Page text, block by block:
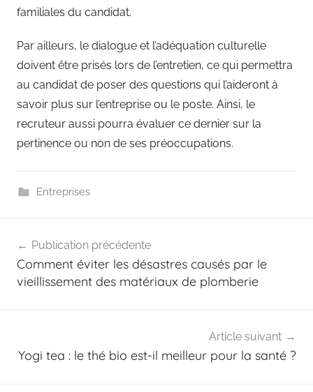
familiales du candidat.
Par ailleurs, le dialogue et l’adéquation culturelle
doivent être prisés lors de l’entretien, ce qui permettra
au candidat de poser des questions qui l’aideront à
savoir plus sur l’entreprise ou le poste. Ainsi, le
recruteur aussi pourra évaluer ce dernier sur la
pertinence ou non de ses préoccupations.
Entreprises
de
l’article
Publication précédente
Comment éviter les désastres causés par le
vieillissement des matériaux de plomberie
Article suivant
Yogi tea : le thé bio est-il meilleur pour la santé ?